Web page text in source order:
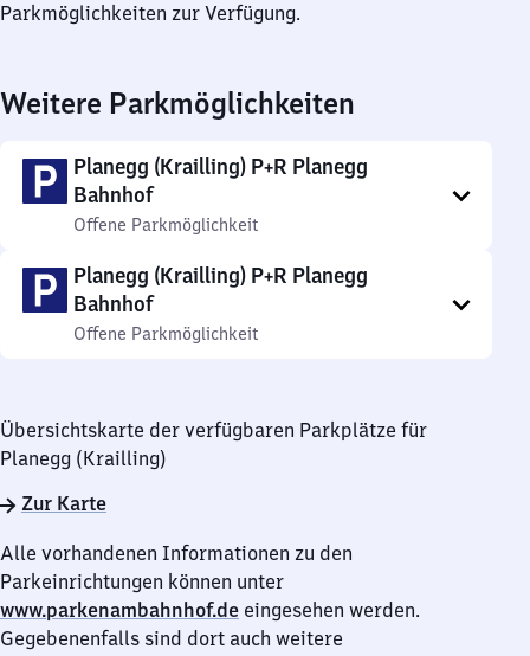
Parkmöglichkeiten zur Verfügung.
Weitere Parkmöglichkeiten
Planegg (Krailling) P+R Planegg
Bahnhof
Offene Parkmöglichkeit
Planegg (Krailling) P+R Planegg
Bahnhof
Offene Parkmöglichkeit
Übersichtskarte der verfügbaren Parkplätze für
Planegg (Krailling)
Zur Karte
Alle vorhandenen Informationen zu den
Parkeinrichtungen können unter
www.parkenambahnhof.de eingesehen werden.
Gegebenenfalls sind dort auch weitere